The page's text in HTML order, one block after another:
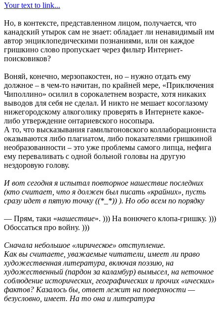
Your text to link...
Но, в контексте, представленном лицом, получается, что
канадский утырок сам не знает: обладает ли ненавидимый им
автор энциклопедическими познаниями, или он каждое
гришкино слово пропускает через фильтр Интернет-
поисковиков?
Воняй, конечно, мерзопакостен, но – нужно отдать ему
должное – в чем-то начитан, по крайней мере, «Приключения
Чиполлино» осилил в сорокалетнем возрасте, хотя никаких
выводов для себя не сделал. И никто не мешает косоглазому
нижегородскому алкоголику проверять в Интернете какое-
либо утверждение онтариевского носопыра.
А то, что высказывания гамильтоновского коллаборациониста
оказываются либо плагиатом, либо показателями гришкиной
необразованности – это уже проблемы самого липца, нефига
ему переваливать с одной больной головы на другую
нездоровую голову.
И вот сегодня я испытал повторное нашествие последних
(кто считает, что я должен был писать «крайних», пусть
сразу идет в пятую точку ((*_*)) ). Но обо всем по порядку
— Прям, таки «нашествие». ))) На вонючего клопа-гришку. )))
Обоссаться про войну. )))
Сначала небольшое «лирическое» отступление.
Как вы считаете, уважаемые читатели, имеет ли право
художественная литература, включая поэзию, на
художественный (пардон за каламбур) вымысел, на неточное
соблюдение исторических, географических и прочих «ических»
фактов? Казалось бы, ответ лежит на поверхности —
безусловно, имеет. На то она и литература